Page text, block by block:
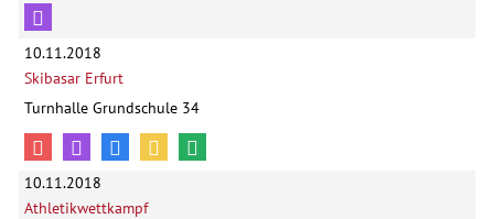
10.11.2018
Skibasar Erfurt
Turnhalle Grundschule 34
10.11.2018
Athletikwettkampf